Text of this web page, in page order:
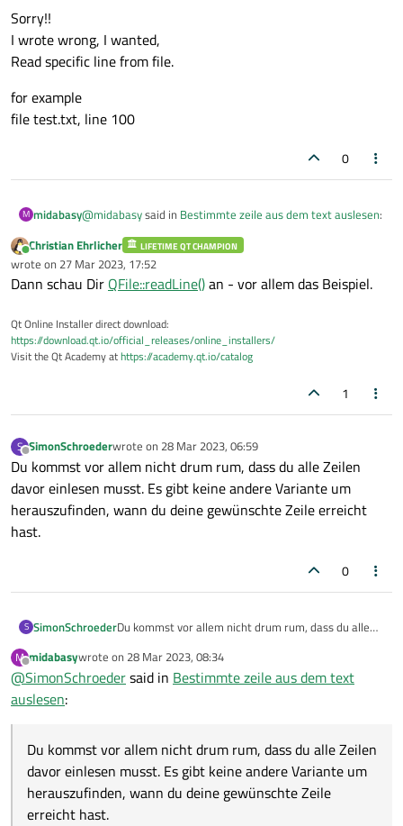
Sorry!!
I wrote wrong, I wanted,
Read specific line from file.
for example
file test.txt, line 100
0
M midabasy@midabasysaid in Bestimmte zeile aus dem text auslesen:
Hi
Wie kann iich in Qt,C++
bestimmte Zeile
z.B
Datei test.txt,
Sorry!!
Read specific line from file.
for example
file test.txt, line 100
Online
Christian Ehrlicher LIFETIME QT CHAMPION
wrote on 27 Mar 2023, 17:52
last edited by
Dann schau Dir QFile::readLine()an - vor allem das Beispiel.
Qt Online Installer direct download:
https://download.qt.io/official_releases/online_installers/
Visit the Qt Academy athttps://academy.qt.io/catalog
1
S
Offline
SimonSchroederwrote on 28 Mar 2023, 06:59
last edited by
Du kommst vor allem nicht drum rum, dass du alle Zeilen
davor einlesen musst. Es gibt keine andere Variante um
herauszufinden, wann du deine gewünschte Zeile erreicht
hast.
0
S SimonSchroederDu kommst vor allem nicht drum rum, dass du alle
Variante um herauszufinden, wann du deine
gewünschte Zeile erreicht hast.
M
Offline
midabasywrote on 28 Mar 2023, 08:34
last edited by
@SimonSchroedersaid in Bestimmte zeile aus dem text
auslesen:
Du kommst vor allem nicht drum rum, dass du alle Zeilen
davor einlesen musst. Es gibt keine andere Variante um
herauszufinden, wann du deine gewünschte Zeile
erreicht hast.